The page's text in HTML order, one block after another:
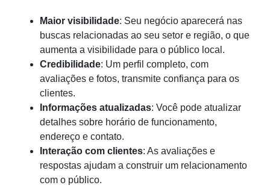
Maior visibilidade: Seu negócio aparecerá nas
buscas relacionadas ao seu setor e região, o que
aumenta a visibilidade para o público local.
Credibilidade: Um perfil completo, com
avaliações e fotos, transmite confiança para os
clientes.
Informações atualizadas: Você pode atualizar
detalhes sobre horário de funcionamento,
endereço e contato.
Interação com clientes: As avaliações e
respostas ajudam a construir um relacionamento
com o público.